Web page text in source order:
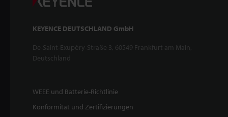
KEYENCE DEUTSCHLAND GmbH
De-Saint-Exupéry-Straße 3, 60549 Frankfurt am Main,
Deutschland
WEEE und Batterie-Richtlinie
Konformität und Zertifizierungen